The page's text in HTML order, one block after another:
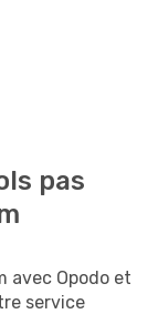
pas
avec Opodo et
service